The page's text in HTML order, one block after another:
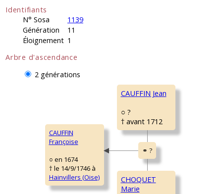
Identifiants
N° Sosa
1139
Génération
11
Éloignement 1
Arbre d'ascendance
2 générations
CAUFFIN
Françoise
○ en 1674
† le 14/9/1746 à
Hainvillers (Oise)
CAUFFIN Jean
○ ?
† avant 1712
CHOQUET
Marie